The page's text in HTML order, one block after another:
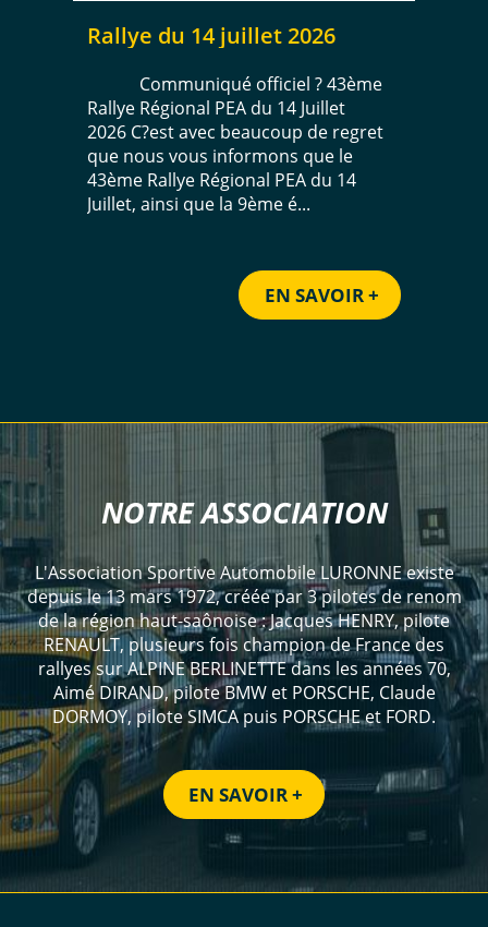
Rallye du 14 juillet 2026
Communiqué officiel ? 43ème
Rallye Régional PEA du 14 Juillet
2026 C?est avec beaucoup de regret
que nous vous informons que le
43ème Rallye Régional PEA du 14
Juillet, ainsi que la 9ème é...
EN SAVOIR +
NOTRE ASSOCIATION
L'Association Sportive Automobile LURONNE existe
depuis le 13 mars 1972, créée par 3 pilotes de renom
de la région haut-saônoise : Jacques HENRY, pilote
RENAULT, plusieurs fois champion de France des
rallyes sur ALPINE BERLINETTE dans les années 70,
Aimé DIRAND, pilote BMW et PORSCHE, Claude
DORMOY, pilote SIMCA puis PORSCHE et FORD.
EN SAVOIR +